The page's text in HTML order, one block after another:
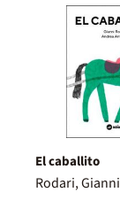
El caballito
Rodari, Gianni